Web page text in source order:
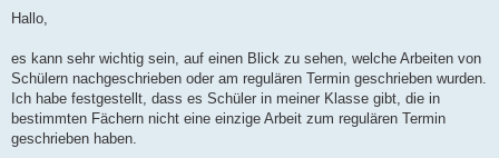
i
a
Hallo,
es kann sehr wichtig sein, auf einen Blick zu sehen, welche Arbeiten von
Schülern nachgeschrieben oder am regulären Termin geschrieben wurden.
Ich habe festgestellt, dass es Schüler in meiner Klasse gibt, die in
bestimmten Fächern nicht eine einzige Arbeit zum regulären Termin
geschrieben haben.